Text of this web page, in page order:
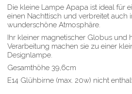
Die kleine Lampe Apapa ist ideal für
einen Nachttisch und verbreitet auch
wunderschöne Atmosphäre.
Ihr kleiner magnetischer Globus und
Verarbeitung machen sie zu einer
Designlampe.
Gesamthöhe 39,6cm
E14 Glühbirne (max. 20w) nicht